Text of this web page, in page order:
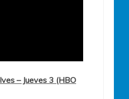
– Jueves 3 (HBO